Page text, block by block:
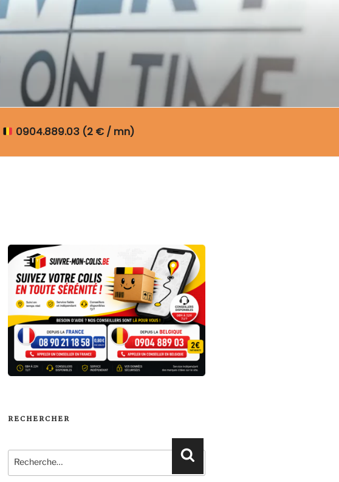
0904.889.03 (2 € / mn)
RECHERCHER
pour
:
Recherche